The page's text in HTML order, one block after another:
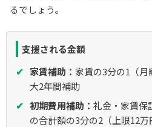
るでしょう。
支援される金額
家賃補助： 家賃の3分の1（
大2年間補助
初期費用補助： 礼金・家賃保
の合計額の3分の2（上限12万